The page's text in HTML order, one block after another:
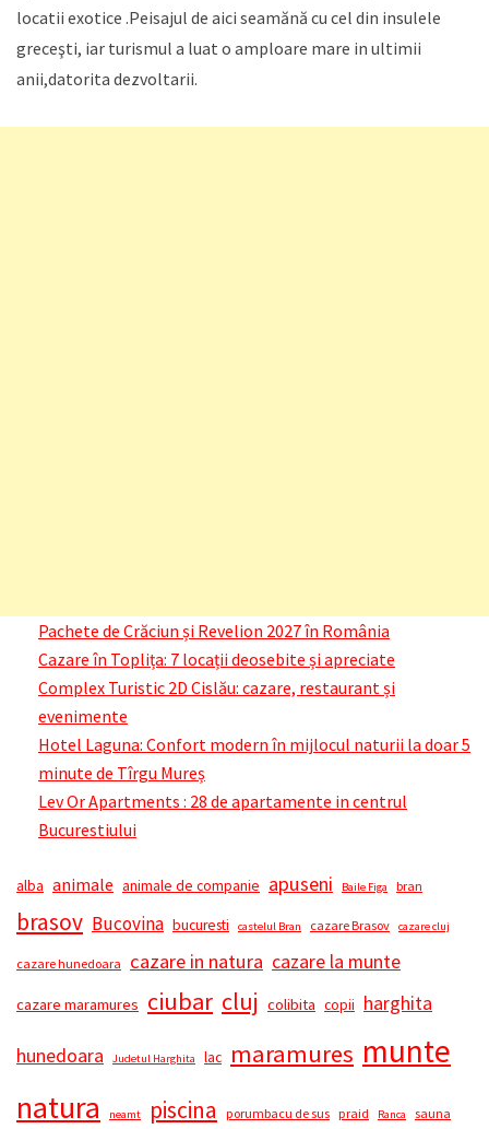
locatii exotice .Peisajul de aici seamănă cu cel din insulele
greceşti, iar turismul a luat o amploare mare in ultimii
anii,datorita dezvoltarii.
Pachete de Crăciun și Revelion 2027 în România
Cazare în Toplița: 7 locații deosebite și apreciate
Complex Turistic 2D Cislău: cazare, restaurant și
evenimente
Hotel Laguna: Confort modern în mijlocul naturii la doar 5
minute de Tîrgu Mureș
Lev Or Apartments : 28 de apartamente in centrul
Bucurestiului
alba animale animale de companie apuseni Baile Figa bran
brasov Bucovina bucuresti castelul Bran cazare Brasov cazare cluj
cazare hunedoara cazare in natura cazare la munte
cazare maramures ciubar cluj colibita copii harghita
hunedoara Judetul Harghita lac maramures munte
natura neamt piscina porumbacu de sus praid Ranca sauna